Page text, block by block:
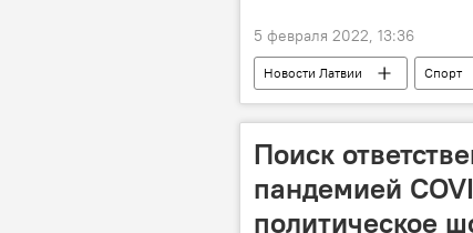
5 февраля 2022, 13:36
Новости Латвии Спорт
Поиск
пандемией
политическое